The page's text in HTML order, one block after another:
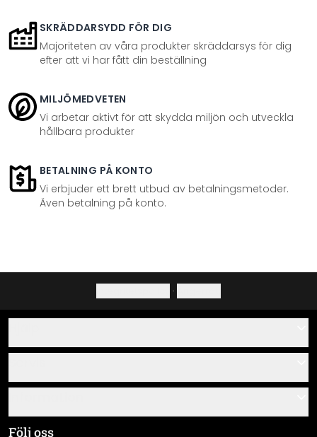
SKRÄDDARSYDD FÖR DIG
Majoriteten av våra produkter skräddarsys för dig
efter att vi har fått din beställning
MILJÖMEDVETEN
Vi arbetar aktivt för att skydda miljön och utveckla
hållbara produkter
BETALNING PÅ KONTO
Vi erbjuder ett brett utbud av betalningsmetoder.
Även betalning på konto.
·
Om oss
Materialöversikt
Allmänna villkor
Följ oss